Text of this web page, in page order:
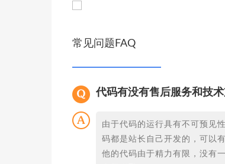
常见问题FAQ
代码有没有售后服务和技术
由于代码的运行具有不可预见
码都是站长自己开发的，可以
他的代码由于精力有限，没有